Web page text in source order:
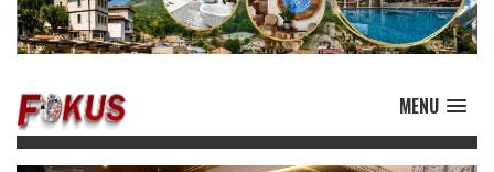
MENU